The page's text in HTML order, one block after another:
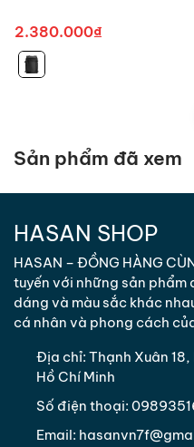
cấp
2.380.000₫
Sản phẩm đã xem
HASAN SHOP
HASAN – ĐỒNG HÀNG
tuyến với những sản phẩm
dáng và màu sắc khác
cá nhân và phong cách
Địa chỉ: Thạnh Xuân
Hồ Chí Minh
Số điện thoại:
Email: